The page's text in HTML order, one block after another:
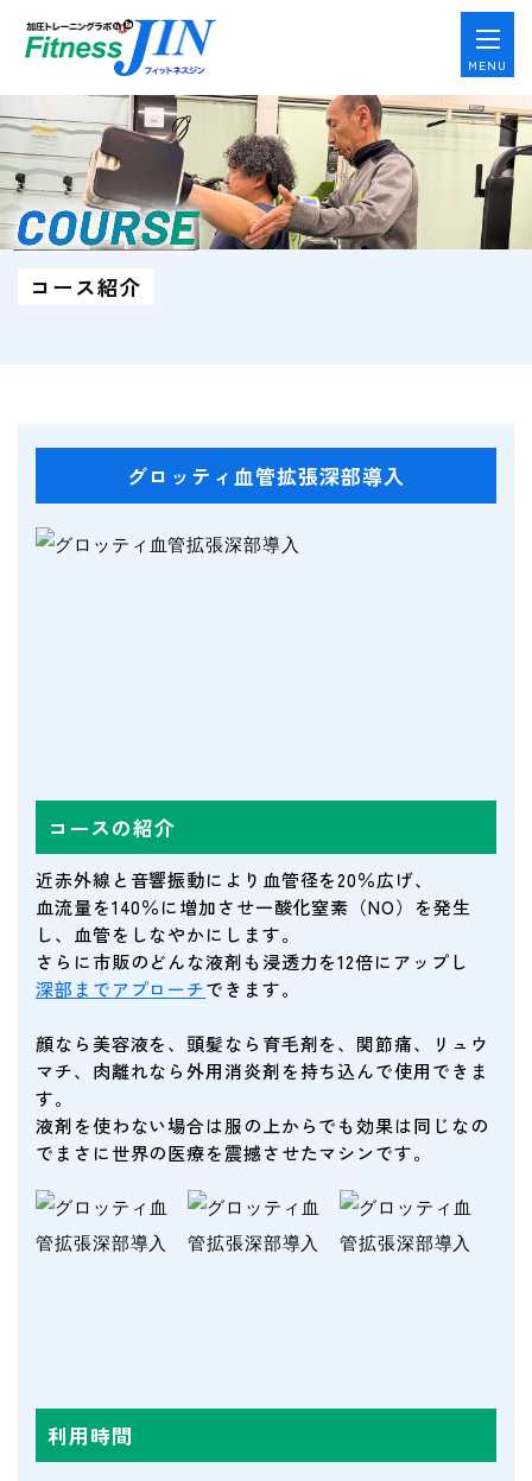
MENU
COURSE
コース紹介
グロッティ血管拡張深部導入
コースの紹介
近赤外線と音響振動により血管径を20％広げ、
血流量を140％に増加させ一酸化窒素（NO）を発生
し、血管をしなやかにします。
さらに市販のどんな液剤も浸透力を12倍にアップし
深部までアプローチできます。
顔なら美容液を、頭髪なら育毛剤を、関節痛、リュウ
マチ、肉離れなら外用消炎剤を持ち込んで使用できま
す。
液剤を使わない場合は服の上からでも効果は同じなの
でまさに世界の医療を震撼させたマシンです。
利用時間